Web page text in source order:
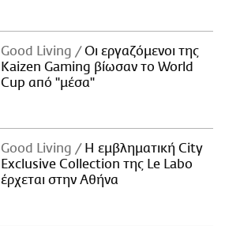
Good Living
Οι εργαζόμενοι της
Kaizen Gaming βίωσαν το World
Cup από "μέσα"
Good Living
Η εμβληματική City
Exclusive Collection της Le Labo
έρχεται στην Αθήνα